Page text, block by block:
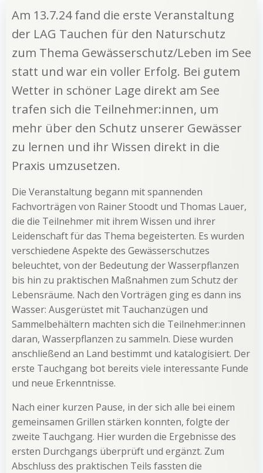
Am 13.7.24 fand die erste Veranstaltung
der LAG Tauchen für den Naturschutz
zum Thema Gewässerschutz/Leben im See
statt und war ein voller Erfolg. Bei gutem
Wetter in schöner Lage direkt am See
trafen sich die Teilnehmer:innen, um
mehr über den Schutz unserer Gewässer
zu lernen und ihr Wissen direkt in die
Praxis umzusetzen.
Die Veranstaltung begann mit spannenden
Fachvorträgen von Rainer Stoodt und Thomas Lauer,
die die Teilnehmer mit ihrem Wissen und ihrer
Leidenschaft für das Thema begeisterten. Es wurden
verschiedene Aspekte des Gewässerschutzes
beleuchtet, von der Bedeutung der Wasserpflanzen
bis hin zu praktischen Maßnahmen zum Schutz der
Lebensräume. Nach den Vorträgen ging es dann ins
Wasser: Ausgerüstet mit Tauchanzügen und
Sammelbehältern machten sich die Teilnehmer:innen
daran, Wasserpflanzen zu sammeln. Diese wurden
anschließend an Land bestimmt und katalogisiert. Der
erste Tauchgang bot bereits viele interessante Funde
und neue Erkenntnisse.
Nach einer kurzen Pause, in der sich alle bei einem
gemeinsamen Grillen stärken konnten, folgte der
zweite Tauchgang. Hier wurden die Ergebnisse des
ersten Durchgangs überprüft und ergänzt. Zum
Abschluss des praktischen Teils fassten die